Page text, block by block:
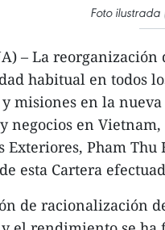
Foto ilustrada
– La
habitual en todos
misiones en la
negocios en
Exteriores, Pham
esta Cartera
de racionalización